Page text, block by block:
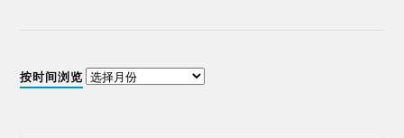
按时间浏览